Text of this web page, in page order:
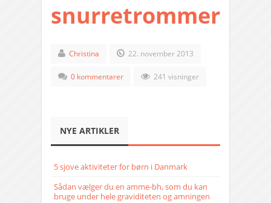
snurretrommer
Christina 22. november 2013
0 kommentarer 241 visninger
NYE ARTIKLER
5 sjove aktiviteter for børn i Danmark
Sådan vælger du en amme-bh, som du kan
bruge under hele graviditeten og amningen